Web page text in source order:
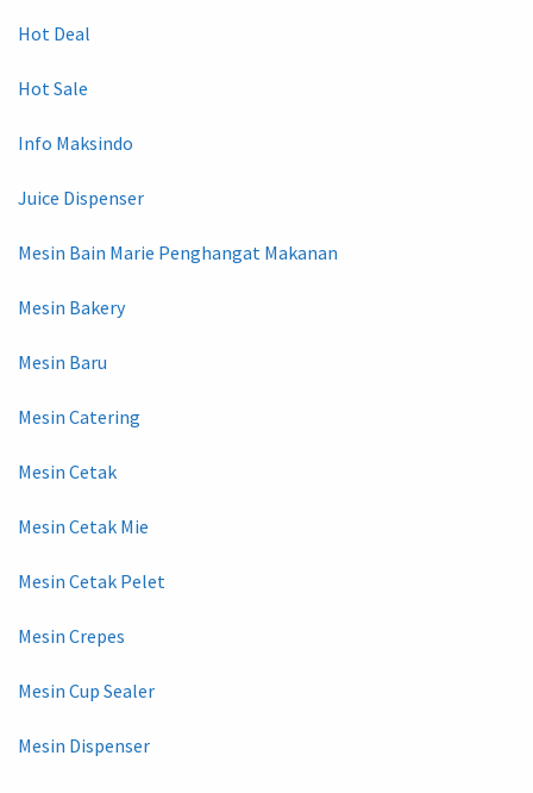
Hot Deal
Hot Sale
Info Maksindo
Juice Dispenser
Mesin Bain Marie Penghangat Makanan
Mesin Bakery
Mesin Baru
Mesin Catering
Mesin Cetak
Mesin Cetak Mie
Mesin Cetak Pelet
Mesin Crepes
Mesin Cup Sealer
Mesin Dispenser